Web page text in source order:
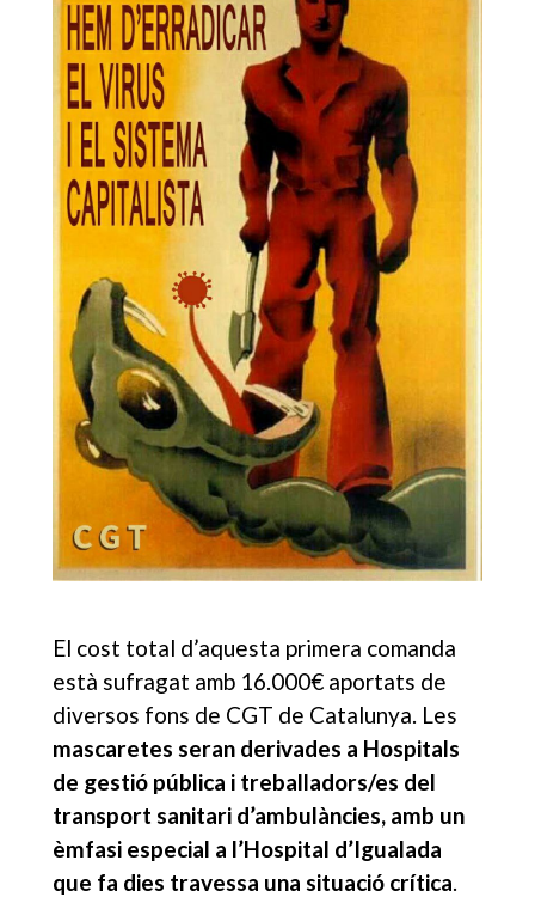
El cost total d’aquesta primera comanda
està sufragat amb 16.000€ aportats de
diversos fons de CGT de Catalunya. Les
mascaretes seran derivades a Hospitals
de gestió pública i treballadors/es del
transport sanitari d’ambulàncies, amb un
èmfasi especial a l’Hospital d’Igualada
que fa dies travessa una situació crítica